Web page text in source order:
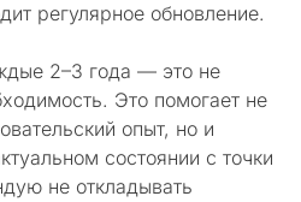
регулярное обновление.
2–3 года — это не
Это помогает не
опыт, но и
состоянии с точки
не откладывать